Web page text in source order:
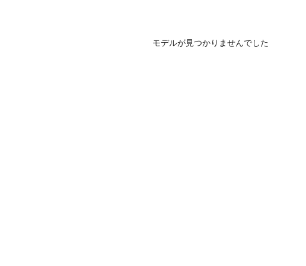
モデルが見つかりませんでした